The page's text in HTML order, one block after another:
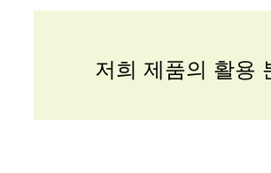
저희 제품의 활용